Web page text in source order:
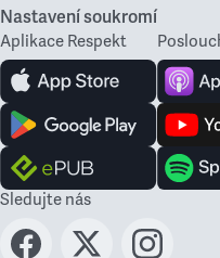
Nastavení soukromí
Aplikace Respekt
Sledujte nás